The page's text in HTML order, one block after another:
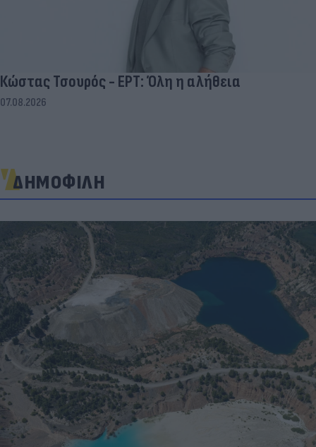
Κώστας Τσουρός - ΕΡΤ: Όλη η αλήθεια
07.08.2026
ΔΗΜΟΦΙΛΗ